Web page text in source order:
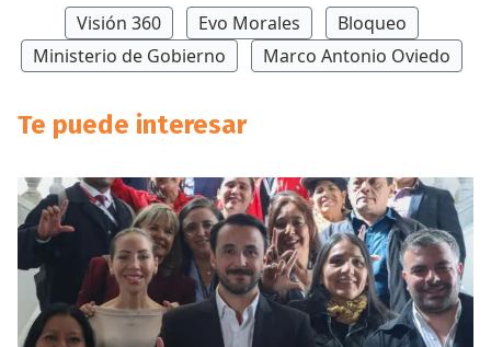
Visión 360 Evo Morales
Bloqueo
Ministerio de Gobierno
Marco Antonio Oviedo
Te puede interesar